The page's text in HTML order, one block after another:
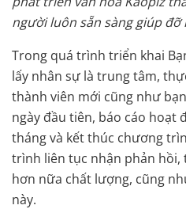
người luôn sẵn sàng giúp
Trong quá trình triển khai
lấy nhân sự là trung tâm,
thành viên mới cũng như
ngày đầu tiên, báo cáo hoạt
tháng và kết thúc chương
trình liên tục nhận phản hồi,
hơn nữa chất lượng, cũng
này.